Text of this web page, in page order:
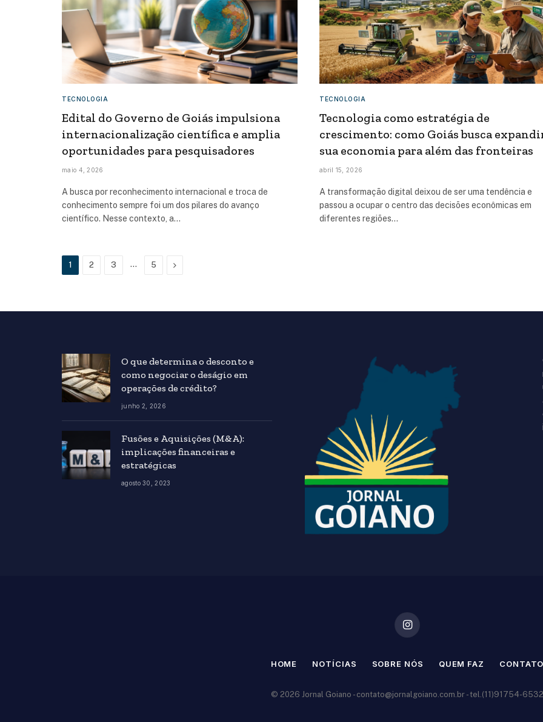
TECNOLOGIA
Edital do Governo de Goiás impulsiona
internacionalização científica e amplia
oportunidades para pesquisadores
maio 4, 2026
A busca por reconhecimento internacional e troca de
conhecimento sempre foi um dos pilares do avanço
científico. Nesse contexto, a…
TECNOLOGIA
Tecnologia como estratégia de
crescimento: como Goiás busca
sua economia para além das fronteiras
abril 15, 2026
A transformação digital deixou de ser uma tendência e
passou a ocupar o centro das decisões econômicas em
diferentes regiões…
1 2 3 … 5 Next
O que determina o desconto e
como negociar o deságio em
operações de crédito?
junho 2, 2026
Fusões e Aquisições (M&A):
implicações financeiras e
estratégicas
agosto 30, 2023
Instagram
HOME NOTÍCIAS SOBRE NÓS QUEM FAZ
© 2026 Jornal Goiano - contato@jornalgoiano.com.br - tel.(11)91754-6532